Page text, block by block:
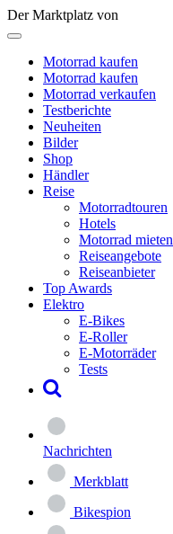
Der Marktplatz von
Motorrad kaufen
Motorrad kaufen
Motorrad verkaufen
Testberichte
Neuheiten
Bilder
Shop
Händler
Reise
Motorradtouren
Hotels
Motorrad mieten
Reiseangebote
Reiseanbieter
Top Awards
Elektro
E-Bikes
E-Roller
E-Motorräder
Tests
Nachrichten
Merkblatt
Bikespion